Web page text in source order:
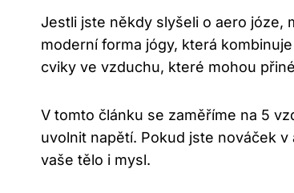
Jestli jste ‌někdy ‌slyšeli o aero józe,
moderní forma jógy,​ která
cviky ve vzduchu, které mohou
V‍ tomto ⁣článku ‌se zaměříme na 5
uvolnit napětí. Pokud jste nováček
vaše tělo⁢ i mysl.